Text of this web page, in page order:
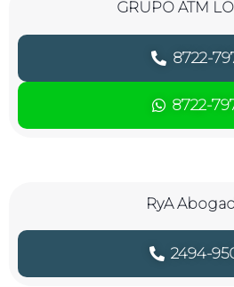
GRUPO ATM
8722-
8722-
RyA
2494-